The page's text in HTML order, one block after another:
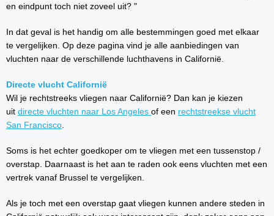
en eindpunt toch niet zoveel uit? "
In dat geval is het handig om alle bestemmingen goed met elkaar
te vergelijken. Op deze pagina vind je alle aanbiedingen van
vluchten naar de verschillende luchthavens in Californië.
Directe vlucht Californië
Wil je rechtstreeks vliegen naar Californië? Dan kan je kiezen
uit directe vluchten naar Los Angeles of een rechtstreekse vlucht
San Francisco
Soms is het echter goedkoper om te vliegen met een tussenstop /
overstap. Daarnaast is het aan te raden ook eens vluchten met een
vertrek vanaf Brussel te vergelijken.
Als je toch met een overstap gaat vliegen kunnen andere steden in